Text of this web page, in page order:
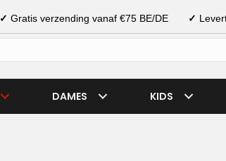
✓ Gratis verzending vanaf €75 BE/DE ✓
DAMES KIDS